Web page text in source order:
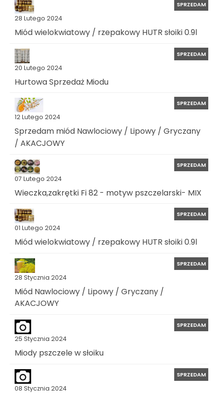
28 Lutego 2024
SPRZEDAM
Miód wielokwiatowy / rzepakowy HUTR słoiki 0.9l
20 Lutego 2024
SPRZEDAM
Hurtowa Sprzedaż Miodu
12 Lutego 2024
SPRZEDAM
Sprzedam miód Nawlociowy / Lipowy / Gryczany
/ AKACJOWY
07 Lutego 2024
SPRZEDAM
Wieczka,zakrętki Fi 82 - motyw pszczelarski- MIX
01 Lutego 2024
SPRZEDAM
Miód wielokwiatowy / rzepakowy HUTR słoiki 0.9l
28 Stycznia 2024
SPRZEDAM
Miód Nawlociowy / Lipowy / Gryczany /
AKACJOWY
25 Stycznia 2024
SPRZEDAM
Miody pszczele w słoiku
08 Stycznia 2024
SPRZEDAM